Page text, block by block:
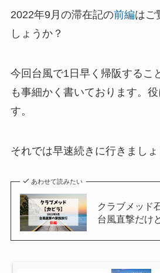
2022年9月の滞在記の前編はご
しょうか？
今回台風で1日早く帰阪するこ
も事細かく書いております。
す。
それでは早速続きに行きましょ
あわせて読みたい
クラブメッド
台風直撃だけ